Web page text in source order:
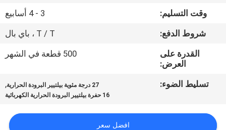
ضبط
الجودة
أخبار
وقت التسليم:
3 - 4 أسابيع
شروط الدفع:
T / T ، باي بال
القدرة على
العرض:
500 قطعة في الشهر
تسليط الضوء: 27 درجة مئوية بيلتيير البرودة الحرارية ,
16 حفرة بيلتيير البرودة الحرارية الكهربائية
افضل سعر